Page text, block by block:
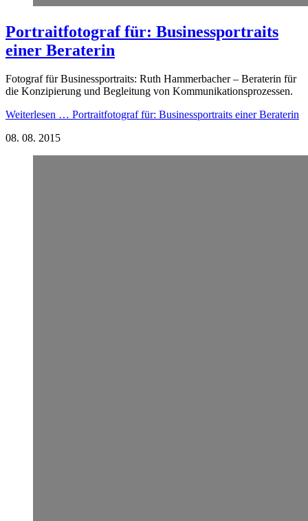
Portraitfotograf für: Businessportraits
einer Beraterin
Fotograf für Businessportraits: Ruth Hammerbacher – Beraterin für
die Konzipierung und Begleitung von Kommunikationsprozessen.
Weiterlesen … Portraitfotograf für: Businessportraits einer Beraterin
08. 08. 2015